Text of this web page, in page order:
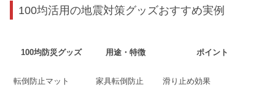
100均活用の地震対策グッズおすすめ実例
100均防災グッズ 用途・特徴 ポイント
転倒防止マット 家具転倒防止 滑り止め効果